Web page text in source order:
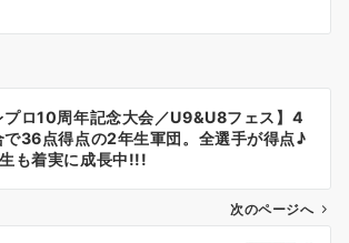
プロ10周年記念大会／U9&U8フェス】4
で36点得点の2年生軍団。全選手が得点♪
も着実に成長中!!!
次のページへ